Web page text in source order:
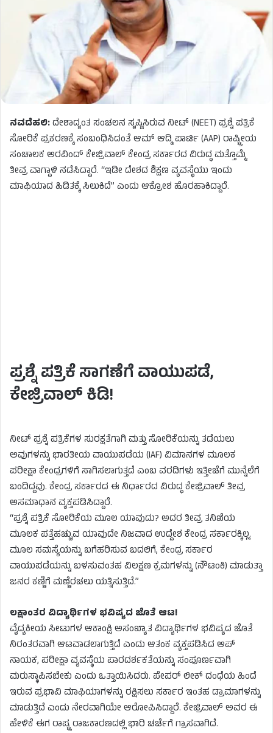
ನವದೆಹಲಿ:ದೇಶಾದ್ಯಂತ ಸಂಚಲನ ಸೃಷ್ಟಿಸಿರುವ ನೀಟ್ (NEET) ಪ್ರಶ್ನೆ ಪತ್ರಿಕೆ
ಸೋರಿಕೆ ಪ್ರಕರಣಕ್ಕೆ ಸಂಬಂಧಿಸಿದಂತೆ ಆಮ್ ಆದ್ಮಿ ಪಾರ್ಟಿ (AAP) ರಾಷ್ಟ್ರೀಯ
ಸಂಚಾಲಕ ಅರವಿಂದ್ ಕೇಜ್ರಿವಾಲ್ ಕೇಂದ್ರ ಸರ್ಕಾರದ ವಿರುದ್ಧ ಮತ್ತೊಮ್ಮೆ
ತೀವ್ರ ವಾಗ್ದಾಳಿ ನಡೆಸಿದ್ದಾರೆ. “ಇಡೀ ದೇಶದ ಶಿಕ್ಷಣ ವ್ಯವಸ್ಥೆಯು ಇಂದು
ಮಾಫಿಯಾದ ಹಿಡಿತಕ್ಕೆ ಸಿಲುಕಿದೆ” ಎಂದು ಆಕ್ರೋಶ ಹೊರಹಾಕಿದ್ದಾರೆ.
ಪ್ರಶ್ನೆ ಪತ್ರಿಕೆ ಸಾಗಣೆಗೆ ವಾಯುಪಡೆ,
ಕೇಜ್ರಿವಾಲ್ ಕಿಡಿ!
ನೀಟ್ ಪ್ರಶ್ನೆ ಪತ್ರಿಕೆಗಳ ಸುರಕ್ಷತೆಗಾಗಿ ಮತ್ತು ಸೋರಿಕೆಯನ್ನು ತಡೆಯಲು
ಅವುಗಳನ್ನು ಭಾರತೀಯ ವಾಯುಪಡೆಯ (IAF) ವಿಮಾನಗಳ ಮೂಲಕ
ಪರೀಕ್ಷಾ ಕೇಂದ್ರಗಳಿಗೆ ಸಾಗಿಸಲಾಗುತ್ತದೆ ಎಂಬ ವರದಿಗಳು ಇತ್ತೀಚೆಗೆ ಮುನ್ನೆಲೆಗೆ
ಬಂದಿದ್ದವು. ಕೇಂದ್ರ ಸರ್ಕಾರದ ಈ ನಿರ್ಧಾರದ ವಿರುದ್ಧ ಕೇಜ್ರಿವಾಲ್ ತೀವ್ರ
ಅಸಮಾಧಾನ ವ್ಯಕ್ತಪಡಿಸಿದ್ದಾರೆ.
“ಪ್ರಶ್ನೆ ಪತ್ರಿಕೆ ಸೋರಿಕೆಯ ಮೂಲ ಯಾವುದು? ಅದರ ತೀವ್ರ ತನಿಖೆಯ
ಮೂಲಕ ಪತ್ತೆಹಚ್ಚುವ ಯಾವುದೇ ನಿಜವಾದ ಉದ್ದೇಶ ಕೇಂದ್ರ ಸರ್ಕಾರಕ್ಕಿಲ್ಲ.
ಮೂಲ ಸಮಸ್ಯೆಯನ್ನು ಬಗೆಹರಿಸುವ ಬದಲಿಗೆ, ಕೇಂದ್ರ ಸರ್ಕಾರ
ವಾಯುಪಡೆಯನ್ನು ಬಳಸುವಂತಹ ವಿಲಕ್ಷಣ ಕ್ರಮಗಳನ್ನು (ನೌಟಂಕಿ) ಮಾಡುತ್ತಾ
ಜನರ ಕಣ್ಣಿಗೆ ಮಣ್ಣೆರಚಲು ಯತ್ನಿಸುತ್ತಿದೆ.”
ಲಕ್ಷಾಂತರ ವಿದ್ಯಾರ್ಥಿಗಳ ಭವಿಷ್ಯದ ಜೊತೆ ಆಟ!
ವೈದ್ಯಕೀಯ ಸೀಟುಗಳ ಆಕಾಂಕ್ಷಿ ಅಸಂಖ್ಯಾತ ವಿದ್ಯಾರ್ಥಿಗಳ ಭವಿಷ್ಯದ ಜೊತೆ
ನಿರಂತರವಾಗಿ ಆಟವಾಡಲಾಗುತ್ತಿದೆ ಎಂದು ಆತಂಕ ವ್ಯಕ್ತಪಡಿಸಿದ ಆಪ್
ನಾಯಕ, ಪರೀಕ್ಷಾ ವ್ಯವಸ್ಥೆಯ ಪಾರದರ್ಶಕತೆಯನ್ನು ಸಂಪೂರ್ಣವಾಗಿ
ಮರುಸ್ಥಾಪಿಸಬೇಕು ಎಂದು ಒತ್ತಾಯಿಸಿದರು. ಪೇಪರ್ ಲೀಕ್ ದಂಧೆಯ ಹಿಂದೆ
ಇರುವ ಪ್ರಭಾವಿ ಮಾಫಿಯಾಗಳನ್ನು ರಕ್ಷಿಸಲು ಸರ್ಕಾರ ಇಂತಹ ಡ್ರಾಮಾಗಳನ್ನು
ಮಾಡುತ್ತಿದೆ ಎಂದು ನೇರವಾಗಿಯೇ ಆರೋಪಿಸಿದ್ದಾರೆ. ಕೇಜ್ರಿವಾಲ್ ಅವರ ಈ
ಹೇಳಿಕೆ ಈಗ ರಾಷ್ಟ್ರ ರಾಜಕಾರಣದಲ್ಲಿ ಭಾರಿ ಚರ್ಚೆಗೆ ಗ್ರಾಸವಾಗಿದೆ.